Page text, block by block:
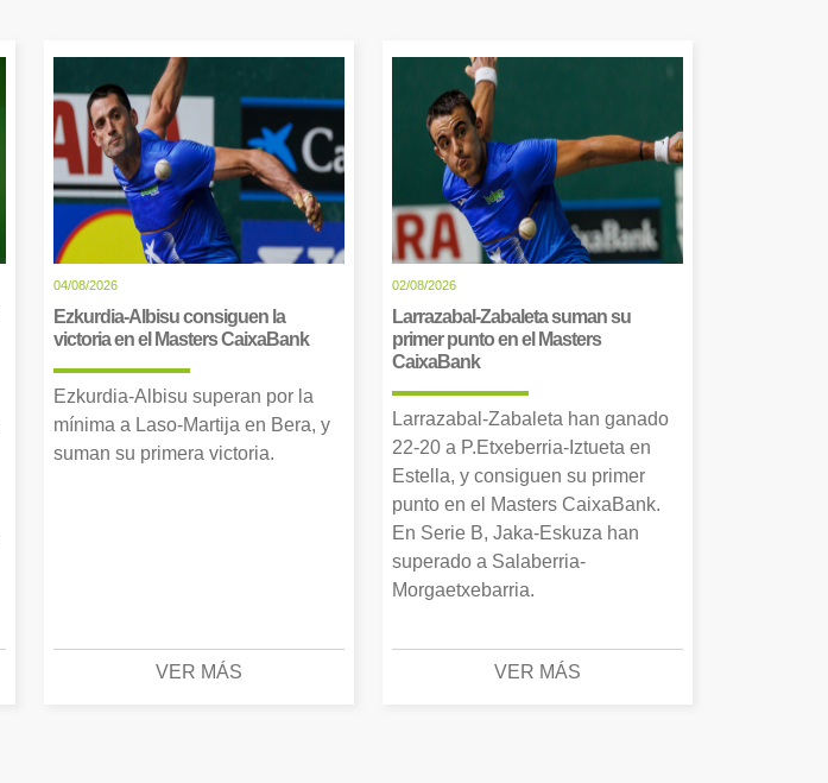
04/08/2026
Ezkurdia-Albisu consiguen la
victoria en el Masters CaixaBank
Ezkurdia-Albisu superan por la
mínima a Laso-Martija en Bera, y
suman su primera victoria.
VER MÁS
02/08/2026
Larrazabal-Zabaleta suman su
primer punto en el Masters
CaixaBank
Larrazabal-Zabaleta han ganado
22-20 a P.Etxeberria-Iztueta en
Estella, y consiguen su primer
punto en el Masters CaixaBank.
En Serie B, Jaka-Eskuza han
superado a Salaberria-
Morgaetxebarria.
VER MÁS